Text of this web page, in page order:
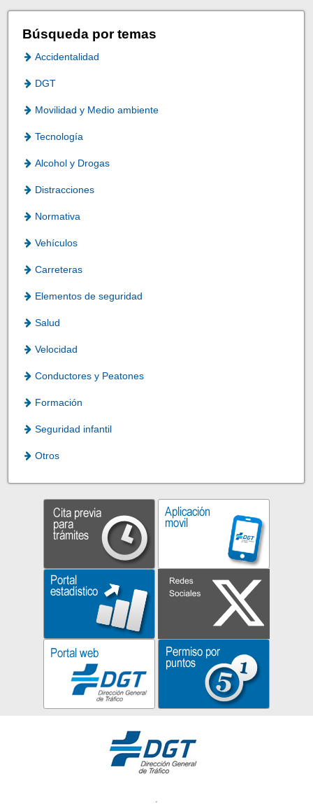
Búsqueda por temas
Accidentalidad
DGT
Movilidad y Medio ambiente
Tecnología
Alcohol y Drogas
Distracciones
Normativa
Vehículos
Carreteras
Elementos de seguridad
Salud
Velocidad
Conductores y Peatones
Formación
Seguridad infantil
Otros